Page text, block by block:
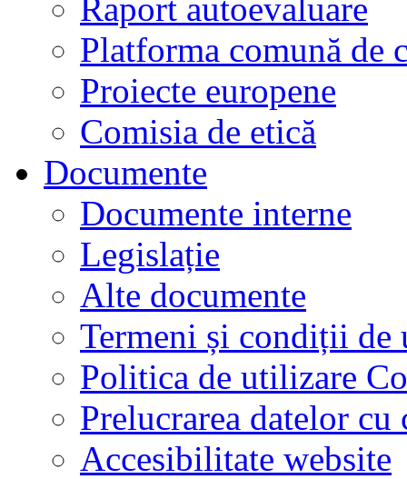
Raport autoevaluare
Platforma comună de
Proiecte europene
Comisia de etică
Documente
Documente interne
Legislație
Alte documente
Termeni și condiții de
Politica de utilizare
Prelucrarea datelor cu
Accesibilitate website